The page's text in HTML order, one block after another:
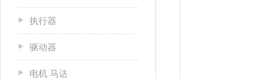
执行器
驱动器
电机 马达